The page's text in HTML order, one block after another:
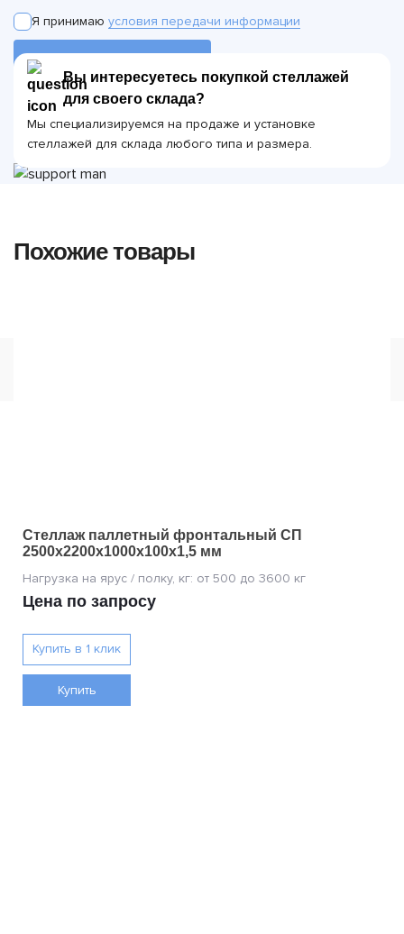
Я принимаю условия передачи информации
ОТПРАВИТЬ ЗАЯВКУ
Вы интересуетесь покупкой стеллажей
для своего склада?
Мы специализируемся на продаже и установке
стеллажей для склада любого типа и размера.
Похожие товары
Стеллаж паллетный фронтальный СП
2500х2200х1000х100х1,5 мм
Цена по запросу
Купить